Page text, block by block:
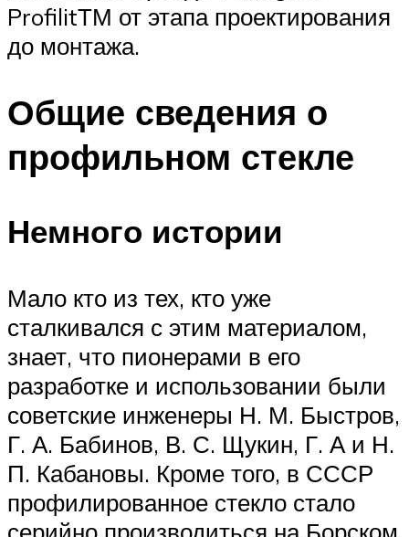
ProfilitТМ от этапа проектирования
до монтажа.
Общие сведения о
профильном стекле
Немного истории
Мало кто из тех, кто уже
сталкивался с этим материалом,
знает, что пионерами в его
разработке и использовании были
советские инженеры Н. М. Быстров,
Г. А. Бабинов, В. С. Щукин, Г. А и Н.
П. Кабановы. Кроме того, в СССР
профилированное стекло стало